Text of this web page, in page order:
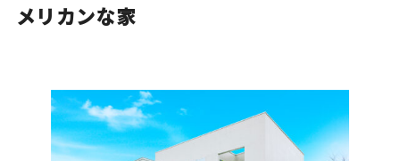
メリカンな家